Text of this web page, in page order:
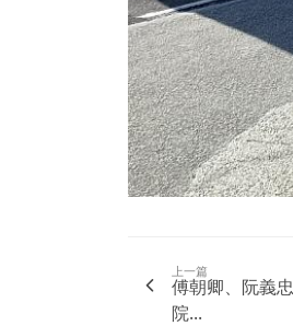
上一篇
傅朝卿、阮義
院...